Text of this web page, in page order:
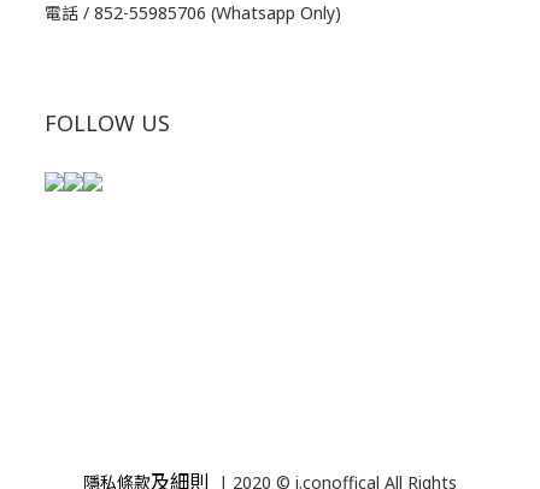
電話 / 852-55985706 (Whatsapp Only)
FOLLOW US
隱私條款及細則 | 2020 © i.conoffical All Rights